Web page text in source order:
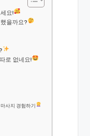
요!
을까요?
로 없네요!
사지 경험하기